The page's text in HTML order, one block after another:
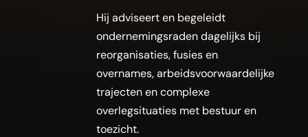
Hij adviseert en begeleidt
ondernemingsraden dagelijks bij
reorganisaties, fusies en
overnames, arbeidsvoorwaardelijke
trajecten en complexe
overlegsituaties met bestuur en
toezicht.